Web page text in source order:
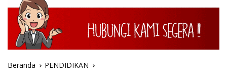
Beranda PENDIDIKAN